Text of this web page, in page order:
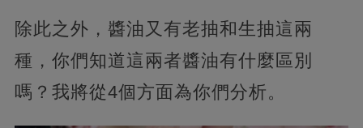
除此之外，醬油又有老抽和生抽這兩
種，你們知道這兩者醬油有什麼區別
嗎？我將從4個方面為你們分析。